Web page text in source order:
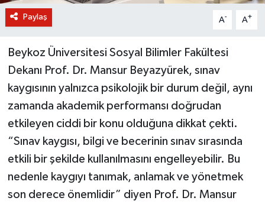
Paylaş A- A+
Beykoz Üniversitesi Sosyal Bilimler Fakültesi
Dekanı Prof. Dr. Mansur Beyazyürek, sınav
kaygısının yalnızca psikolojik bir durum değil, aynı
zamanda akademik performansı doğrudan
etkileyen ciddi bir konu olduğuna dikkat çekti.
“Sınav kaygısı, bilgi ve becerinin sınav sırasında
etkili bir şekilde kullanılmasını engelleyebilir. Bu
nedenle kaygıyı tanımak, anlamak ve yönetmek
son derece önemlidir” diyen Prof. Dr. Mansur